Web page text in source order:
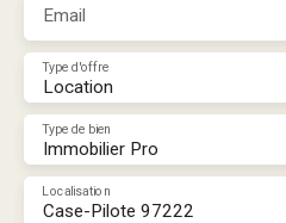
Email
Location
Type d'offre
Immobilier Pro
Type de bien
Case-Pilote 97222
Localisation